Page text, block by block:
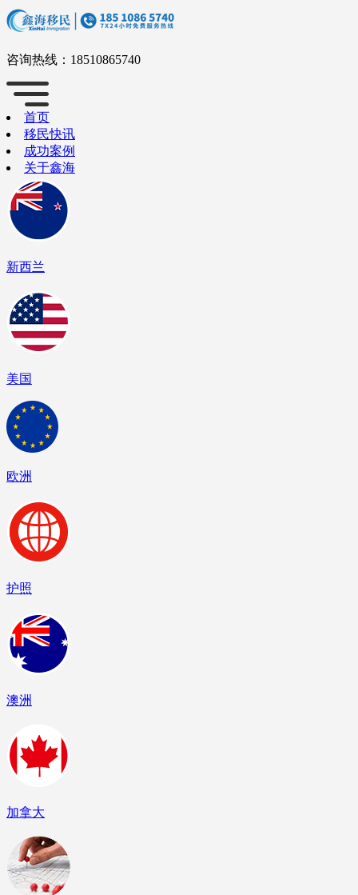
咨询热线： 18510865740
首页
移民快讯
成功案例
关于鑫海
新西兰
美国
欧洲
护照
澳洲
加拿大